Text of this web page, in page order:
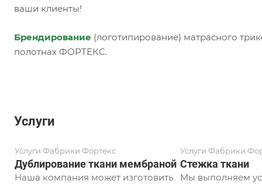
ваши клиенты!
Брендирование (логотипирование) матрасного
полотнах ФОРТЕКС.
Услуги
Услуги Фабрики Фортекс
Дублирование ткани мембраной
Наша компания может изготовить
Услуги Фабрики
Стежка ткани
Мы выполняем